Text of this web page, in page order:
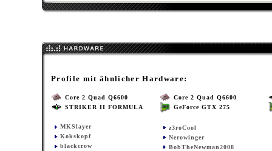
Profile mit ähnlicher Hardware:
Core 2 Quad Q6600
STRIKER II FORMULA
MKSlayer
Kokskopf
blackcrow
Core 2 Quad Q6600
GeForce GTX 275
z3roCool
Nerowinger
BobTheNewman2008